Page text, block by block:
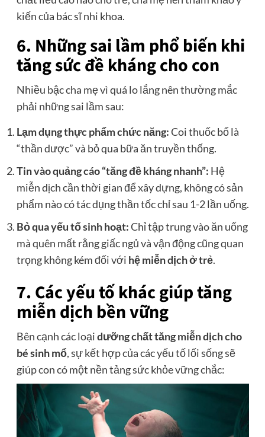
kiến của bác sĩ nhi khoa.
6. Những sai lầm phổ biến khi
tăng sức đề kháng cho con
Nhiều bậc cha mẹ vì quá lo lắng nên thường mắc
phải những sai lầm sau:
Lạm dụng thực phẩm chức năng:Coi thuốc bổ là
“thần dược” và bỏ qua bữa ăn truyền thống.
Tin vào quảng cáo “tăng đề kháng nhanh”: Hệ
miễn dịch cần thời gian để xây dựng, không có sản
phẩm nào có tác dụng thần tốc chỉ sau 1-2 lần uống.
Bỏ qua yếu tố sinh hoạt:Chỉ tập trung vào ăn uống
mà quên mất rằng giấc ngủ và vận động cũng quan
trọng không kém đối với hệ miễn dịch ở trẻ.
7. Các yếu tố khác giúp tăng
miễn dịch bền vững
Bên cạnh các loạidưỡng chất tăng miễn dịch cho
bé sinh mổ, sự kết hợp của các yếu tố lối sống sẽ
giúp con có một nền tảng sức khỏe vững chắc: